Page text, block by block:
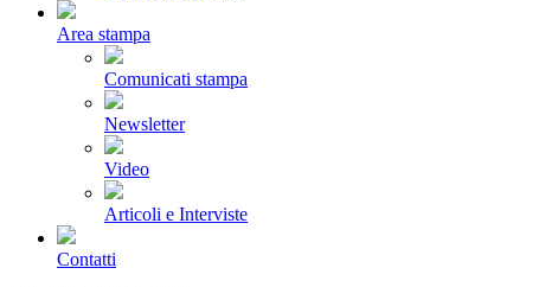
Area stampa
Comunicati stampa
Newsletter
Video
Articoli e Interviste
Contatti